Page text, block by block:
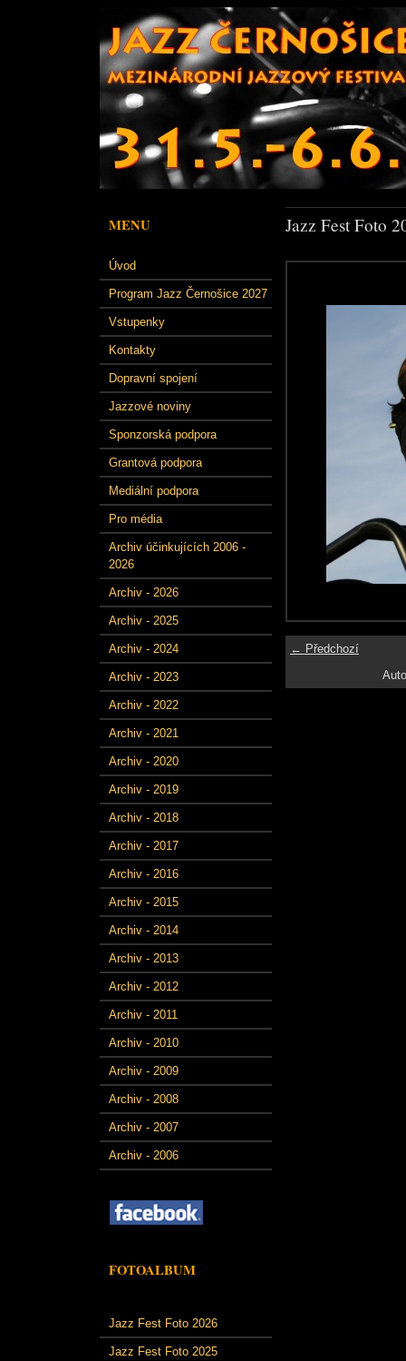
MENU
Úvod
Program Jazz Černošice 2027
Vstupenky
Kontakty
Dopravní spojení
Jazzové noviny
Sponzorská podpora
Grantová podpora
Mediální podpora
Pro média
Archiv účinkujících 2006 -
2026
Archiv - 2026
Archiv - 2025
Archiv - 2024
Archiv - 2023
Archiv - 2022
Archiv - 2021
Archiv - 2020
Archiv - 2019
Archiv - 2018
Archiv - 2017
Archiv - 2016
Archiv - 2015
Archiv - 2014
Archiv - 2013
Archiv - 2012
Archiv - 2011
Archiv - 2010
Archiv - 2009
Archiv - 2008
Archiv - 2007
Archiv - 2006
FOTOALBUM
Jazz Fest Foto 2026
Jazz Fest Foto 2025
Jazz Fest Foto
← Předchozí